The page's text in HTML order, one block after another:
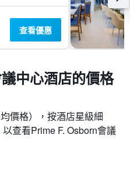
查看優惠
中心酒店的價格
價格），按酒店星級細
查看Prime F. Osborn會議